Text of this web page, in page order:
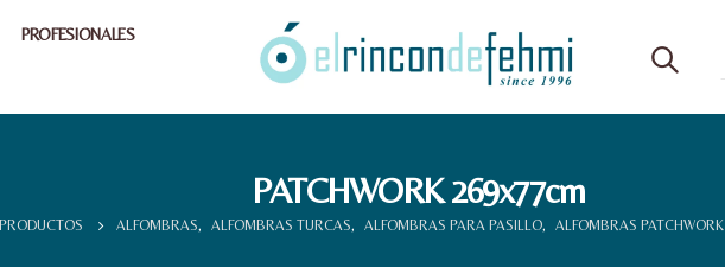
PROFESIONALES
PATCHWORK 269x77cm
PRODUCTOS ALFOMBRAS, ALFOMBRAS TURCAS, ALFOMBRAS PARA PASILLO, ALFOMBRAS PATCHWORK